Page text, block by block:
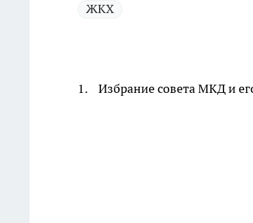
ЖКХ
1. Избрание совета МКД и